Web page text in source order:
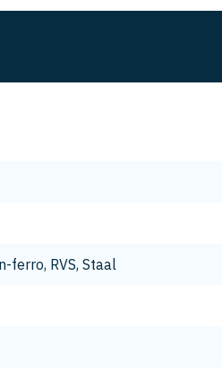
ferro, RVS, Staal